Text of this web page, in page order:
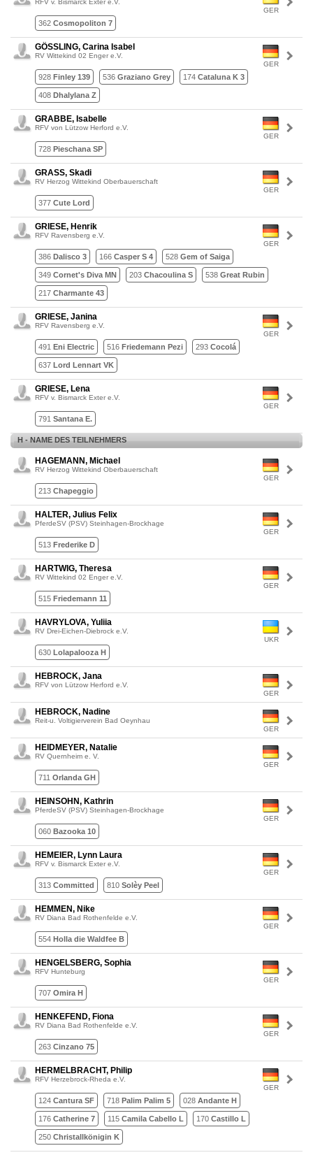
GER
RFV v. Bismarck Exter e.V.
362 Cosmopoliton 7
GER
GÖSSLING, Carina Isabel
RV Wittekind 02 Enger e.V.
928 Finley 139 536 Graziano Grey 174 Cataluna K 3
408 Dhalylana Z
GER
GRABBE, Isabelle
RFV von Lützow Herford e.V.
728 Pieschana SP
GER
GRASS, Skadi
RV Herzog Wittekind Oberbauerschaft
377 Cute Lord
GER
GRIESE, Henrik
RFV Ravensberg e.V.
386 Dalisco 3 166 Casper S 4 528 Gem of Saiga
349 Cornet's Diva MN 203 Chacoulina S 538 Great Rubin
217 Charmante 43
GER
GRIESE, Janina
RFV Ravensberg e.V.
491 Eni Electric 516 Friedemann Pezi 293 Cocolá
637 Lord Lennart VK
GER
GRIESE, Lena
RFV v. Bismarck Exter e.V.
791 Santana E.
H - NAME DES TEILNEHMERS
GER
HAGEMANN, Michael
RV Herzog Wittekind Oberbauerschaft
213 Chapeggio
GER
HALTER, Julius Felix
PferdeSV (PSV) Steinhagen-Brockhage
513 Frederike D
GER
HARTWIG, Theresa
RV Wittekind 02 Enger e.V.
515 Friedemann 11
UKR
HAVRYLOVA, Yuliia
RV Drei-Eichen-Diebrock e.V.
630 Lolapalooza H
GER
HEBROCK, Jana
RFV von Lützow Herford e.V.
GER
HEBROCK, Nadine
Reit-u. Voltigierverein Bad Oeynhau
GER
HEIDMEYER, Natalie
RV Quernheim e. V.
711 Orlanda GH
GER
HEINSOHN, Kathrin
PferdeSV (PSV) Steinhagen-Brockhage
060 Bazooka 10
GER
HEMEIER, Lynn Laura
RFV v. Bismarck Exter e.V.
313 Committed 810 Solèy Peel
GER
HEMMEN, Nike
RV Diana Bad Rothenfelde e.V.
554 Holla die Waldfee B
GER
HENGELSBERG, Sophia
RFV Hunteburg
707 Omira H
GER
HENKEFEND, Fiona
RV Diana Bad Rothenfelde e.V.
263 Cinzano 75
GER
HERMELBRACHT, Philip
RFV Herzebrock-Rheda e.V.
124 Cantura SF 718 Palim Palim 5 028 Andante H
176 Catherine 7 115 Camila Cabello L 170 Castillo L
250 Christallkönigin K